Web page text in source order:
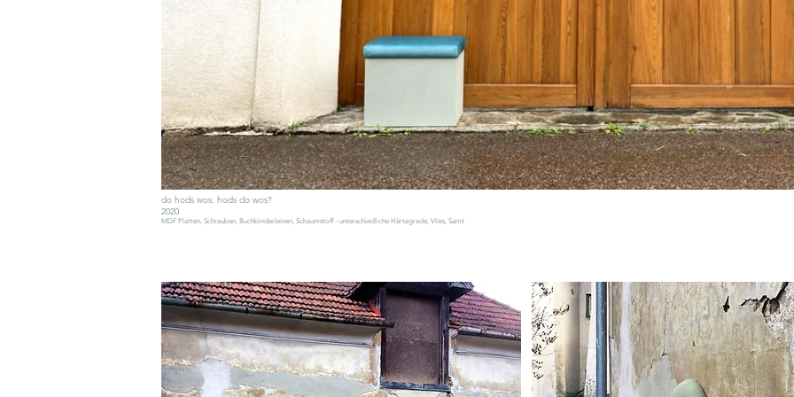
do hods wos. hods do wos?
2020
MDF Platten, Schrauben, Buchbinderleinen, Schaumstoff - unterschiedliche Härtegrade, Vlies, Samt